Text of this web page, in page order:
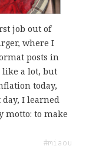
job out of
where I
posts in
like a lot, but
today,
day, I learned
motto: to make
#miaou